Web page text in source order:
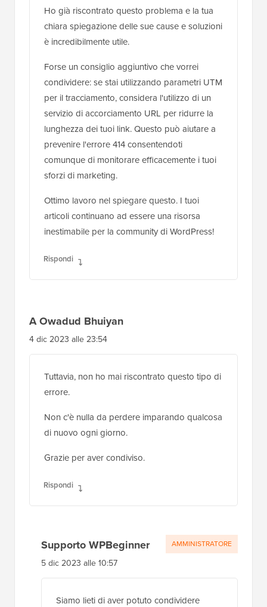
Ho già riscontrato questo problema e la tua
chiara spiegazione delle sue cause e soluzioni
è incredibilmente utile.
Forse un consiglio aggiuntivo che vorrei
condividere: se stai utilizzando parametri UTM
per il tracciamento, considera l'utilizzo di un
servizio di accorciamento URL per ridurre la
lunghezza dei tuoi link. Questo può aiutare a
prevenire l'errore 414 consentendoti
comunque di monitorare efficacemente i tuoi
sforzi di marketing.
Ottimo lavoro nel spiegare questo. I tuoi
articoli continuano ad essere una risorsa
inestimabile per la community di WordPress!
Rispondi
A Owadud Bhuiyan
4 dic 2023 alle 23:54
Tuttavia, non ho mai riscontrato questo tipo di
errore.
Non c'è nulla da perdere imparando qualcosa
di nuovo ogni giorno.
Grazie per aver condiviso.
Rispondi
Supporto WPBeginner
5 dic 2023 alle 10:57
Siamo lieti di aver potuto condividere
AMMINISTRATORE